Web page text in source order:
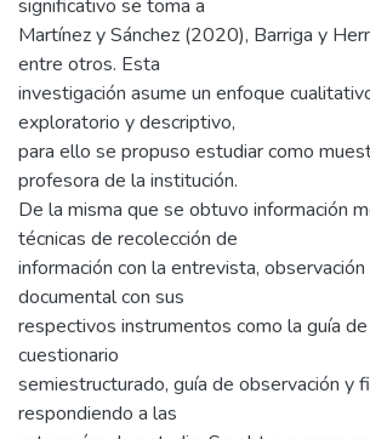
significativo se toma a
Martínez y Sánchez (2020), Barriga y
entre otros. Esta
investigación asume un enfoque
exploratorio y descriptivo,
para ello se propuso estudiar como
profesora de la institución.
De la misma que se obtuvo información
técnicas de recolección de
información con la entrevista,
documental con sus
respectivos instrumentos como la guía
cuestionario
semiestructurado, guía de observación y
respondiendo a las